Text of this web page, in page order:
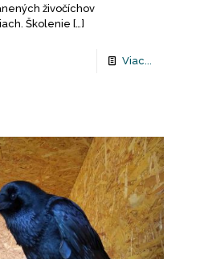
živočíchov
Školenie […]
Viac...